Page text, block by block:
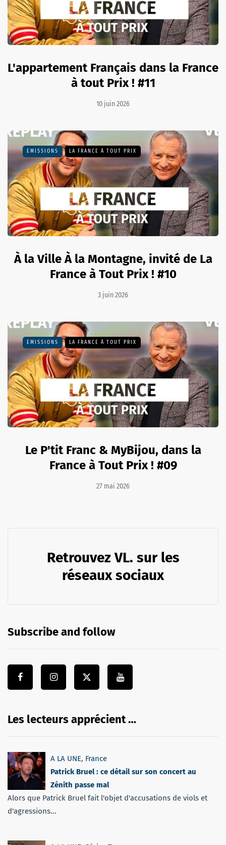
L'appartement Français dans la France
à tout Prix ! #11
10 juin 2026
EMISSIONS LA FRANCE À TOUT PRIX
À la Ville À la Montagne, invité de La
France à Tout Prix ! #10
3 juin 2026
EMISSIONS LA FRANCE À TOUT PRIX
Le P'tit Franc & MyBijou, dans la
France à Tout Prix ! #09
27 mai 2026
Retrouvez VL. sur les
réseaux sociaux
Subscribe and follow
Les lecteurs apprécient …
A LA UNE, France
Patrick Bruel : ce détail sur son concert au
Zénith passe mal
Alors que Patrick Bruel fait l'objet d'accusations de viols et
d'agressions...